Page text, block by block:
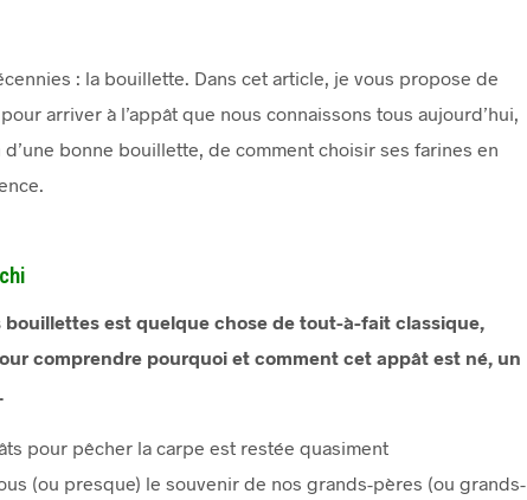
: la bouillette. Dans cet article, je vous propose de
arriver à l’appât que nous connaissons tous aujourd’hui,
bonne bouillette, de comment choisir ses farines en
bouillettes est quelque chose de tout-à-fait classique,
comprendre pourquoi et comment cet appât est né, un
pour pêcher la carpe est restée quasiment
(ou presque) le souvenir de nos grands-pères (ou grands-